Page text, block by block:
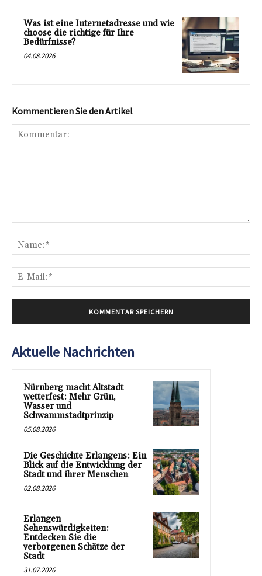
Was ist eine Internetadresse und wie
choose die richtige für Ihre
Bedürfnisse?
04.08.2026
Kommentieren Sie den Artikel
Aktuelle Nachrichten
Nürnberg macht Altstadt
wetterfest: Mehr Grün,
Wasser und
Schwammstadtprinzip
05.08.2026
Die Geschichte Erlangens: Ein
Blick auf die Entwicklung der
Stadt und ihrer Menschen
02.08.2026
Erlangen
Sehenswürdigkeiten:
Entdecken Sie die
verborgenen Schätze der
Stadt
31.07.2026